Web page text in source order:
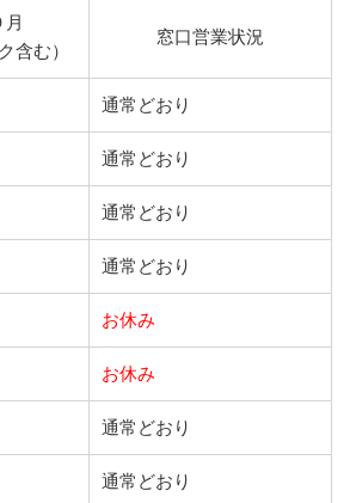
含む）
窓口営業状況
通常どおり
通常どおり
通常どおり
通常どおり
お休み
お休み
通常どおり
通常どおり